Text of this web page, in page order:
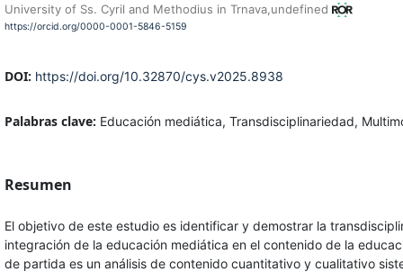
University of Ss. Cyril and Methodius in Trnava,undefined
https://orcid.org/0000-0001-5846-5159
DOI: https://doi.org/10.32870/cys.v2025.8938
Palabras clave: Educación mediática, Transdisciplinariedad,
Resumen
El objetivo de este estudio es identificar y demostrar la
integración de la educación mediática en el contenido de la
de partida es un análisis de contenido cuantitativo y cualitativo